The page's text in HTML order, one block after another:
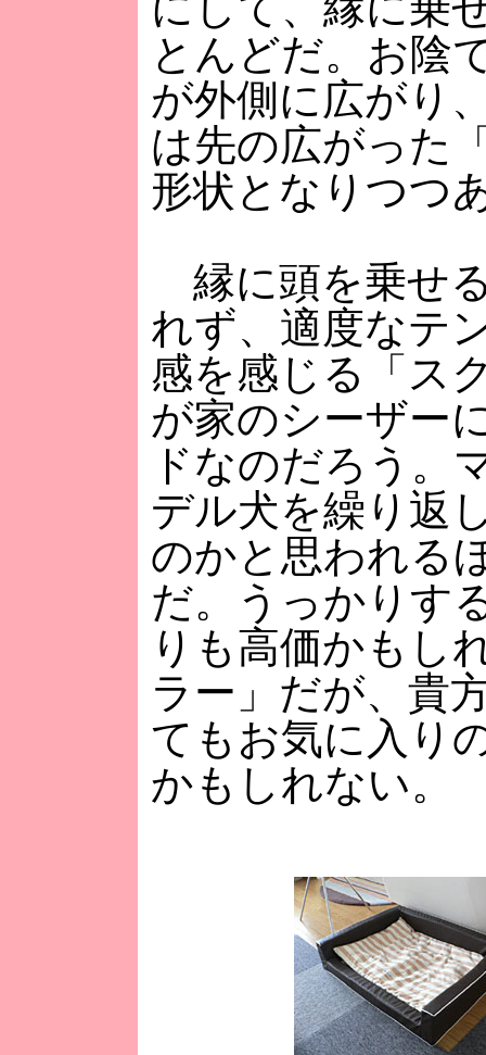
とんどだ。お陰
が外側に広がり
は先の広がった
形状となりつつ
縁に頭を乗せ
れず、適度なテ
感を感じる「ス
が家のシーザー
ドなのだろう。
デル犬を繰り返
のかと思われる
だ。うっかりす
りも高価かもし
ラー」だが、貴
てもお気に入り
かもしれない。